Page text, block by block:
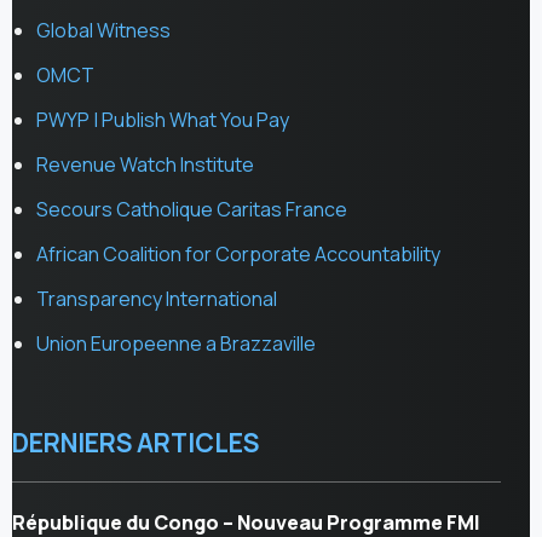
Global Witness
OMCT
PWYP | Publish What You Pay
Revenue Watch Institute
Secours Catholique Caritas France
African Coalition for Corporate Accountability
Transparency International
Union Europeenne a Brazzaville
DERNIERS ARTICLES
République du Congo – Nouveau Programme FMI